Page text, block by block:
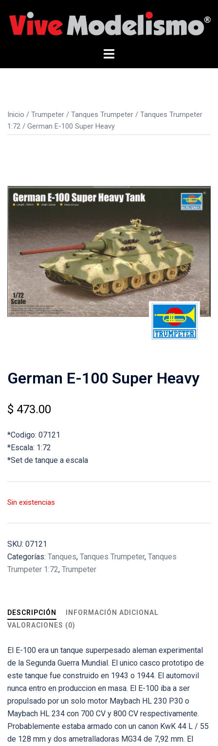
contenido
Alternar
Inicio / Trumpeter / Tanques Trumpeter / Tanques Trumpeter
1:72 / German E-100 Super Heavy
German E-100 Super Heavy
$ 473.00
*Codigo: 07121
*Escala: 1:72
*Set de tanque a escala
Sin existencias
SKU: 07121
Categorías: Tanques, Tanques Trumpeter, Tanques
Trumpeter 1:72, Trumpeter
DESCRIPCIÓN
INFORMACIÓN ADICIONAL
VALORACIONES (0)
El E-100 era un tanque superpesado aleman experimental
de la Segunda Guerra Mundial. El unico casco prototipo de
este tanque fue construido en 1943 o 1944. El automovil
nunca entro en produccion en masa. El E-100 iba a ser
propulsado por un solo motor Maybach HL 230 P30 o
Maybach HL 234 con 700 CV y 800 CV respectivamente.
Probablemente estaba armado con un canon KwK 44 L / 55
de 128 mm y dos ametralladoras MG34 de 7,92 mm. El